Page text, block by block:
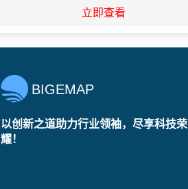
立即查看
BIGEMAP
以创新之道助力行业领袖，尽享科技荣
耀！